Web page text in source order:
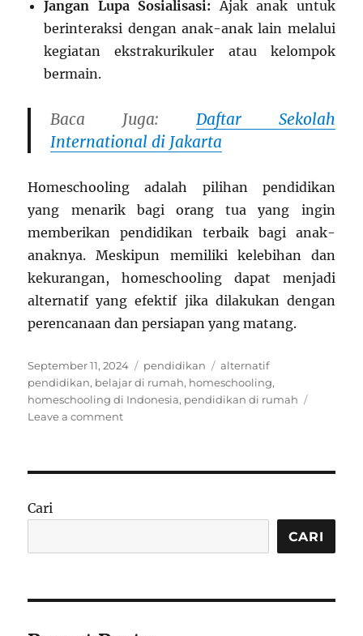
Jangan Lupa Sosialisasi: Ajak anak untuk
berinteraksi dengan anak-anak lain melalui
kegiatan ekstrakurikuler atau kelompok
bermain.
Baca Juga: Daftar Sekolah
International di Jakarta
Homeschooling adalah pilihan pendidikan
yang menarik bagi orang tua yang ingin
memberikan pendidikan terbaik bagi anak-
anaknya. Meskipun memiliki kelebihan dan
kekurangan, homeschooling dapat menjadi
alternatif yang efektif jika dilakukan dengan
perencanaan dan persiapan yang matang.
Posted
on
September 11, 2024 Categories
pendidikan Tags
alternatif
pendidikan, belajar di rumah, homeschooling,
homeschooling di Indonesia, pendidikan di rumah
Leave a commenton
dan
Cari
CARI